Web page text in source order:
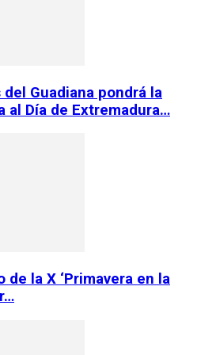
Guadiana pondrá la
al Día de Extremadura…
de la X ‘Primavera en la